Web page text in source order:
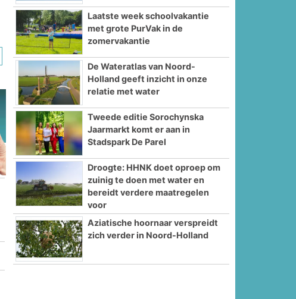
Laatste week schoolvakantie
met grote PurVak in de
zomervakantie
De Wateratlas van Noord-
Holland geeft inzicht in onze
relatie met water
Tweede editie Sorochynska
Jaarmarkt komt er aan in
Stadspark De Parel
Droogte: HHNK doet oproep om
zuinig te doen met water en
bereidt verdere maatregelen
voor
Aziatische hoornaar verspreidt
zich verder in Noord-Holland